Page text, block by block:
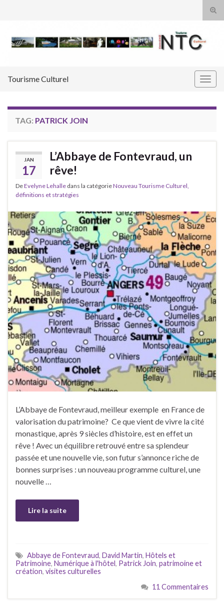
Tourisme Culturel
TAG: PATRICK JOIN
JAN
17
L’Abbaye de Fontevraud, un
rêve!
DeEvelyne Lehalle dans la catégorieNouveau Tourisme Culturel,
définitions et stratégies
L’Abbaye de Fontevraud, meilleur exemple en France de
valorisation du patrimoine? Ce que vient de vivre la cité
monastique, après 9 siècles d’histoire, est en effet un
rêve ! Avec un équilibre retrouvé entre sa splendeur
passée et une nouvelle vie, son futur s’annonce riche de
bonnes surprises : un nouveau programme culturel, une
nouvelle …
Lire la suite
Abbaye de Fontevraud, David Martin, Hôtels et
Patrimoine, Numérique à l'hôtel, Patrick Join, patrimoine et
création, visites culturelles
11 Commentaires